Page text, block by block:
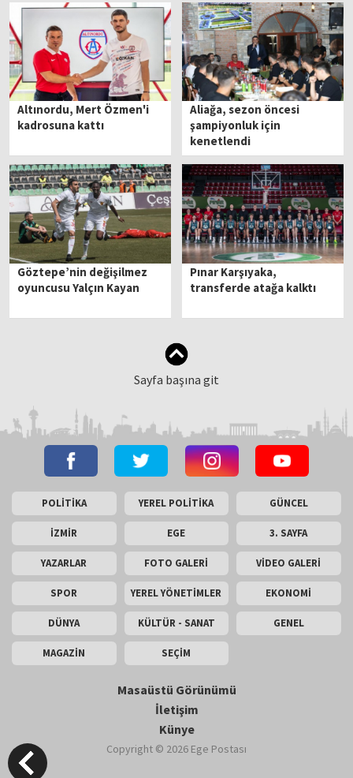
Altınordu, Mert Özmen'i
kadrosuna kattı
Aliağa, sezon öncesi
şampiyonluk için
kenetlendi
Göztepe’nin değişilmez
oyuncusu Yalçın Kayan
Pınar Karşıyaka,
transferde atağa kalktı
Sayfa başına git
POLİTİKA YEREL POLİTİKA GÜNCEL
İZMİR EGE 3. SAYFA
YAZARLAR FOTO GALERİ VİDEO GALERİ
SPOR YEREL YÖNETİMLER EKONOMİ
DÜNYA KÜLTÜR - SANAT GENEL
MAGAZİN SEÇİM
Masaüstü Görünümü
İletişim
Künye
Copyright © 2026 Ege Postası